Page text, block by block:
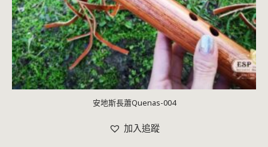
安地斯長蕭Quenas-004
加入追蹤